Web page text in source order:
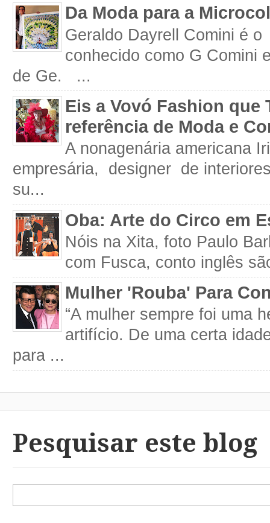
Da Moda para a
Geraldo Dayrell Comini é
conhecido como G Comini
de Ge. ...
Eis a Vovó Fashion que
referência de Moda e
A nonagenária americana
empresária, designer de
su...
Oba: Arte do Circo em
Nóis na Xita, foto Paulo
com Fusca, conto inglês
Mulher 'Rouba' Para
“A mulher sempre foi uma
artifício. De uma certa
para ...
Pesquisar este blog